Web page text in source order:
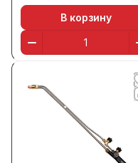
В корзину